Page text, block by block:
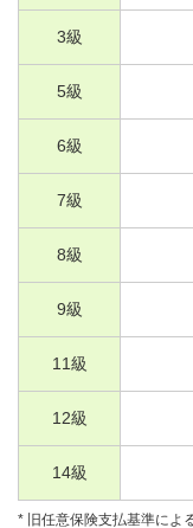
3級
5級
6級
7級
8級
9級
11級
12級
14級
* 旧任意保険支払基準による